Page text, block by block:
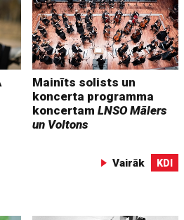
Mainīts solists un
koncerta programma
koncertamLNSO Mālers
un Voltons
Vairāk KDI